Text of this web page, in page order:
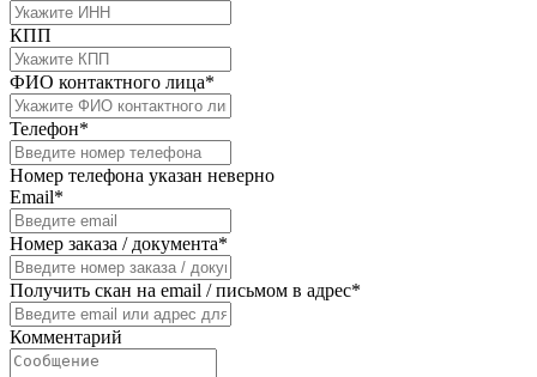
КПП
ФИО контактного лица*
Телефон*
Номер телефона указан неверно
Email*
Номер заказа / документа*
Получить скан на email / письмом в адрес*
Комментарий